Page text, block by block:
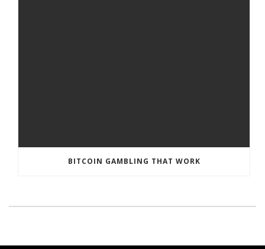
BITCOIN GAMBLING THAT WORK